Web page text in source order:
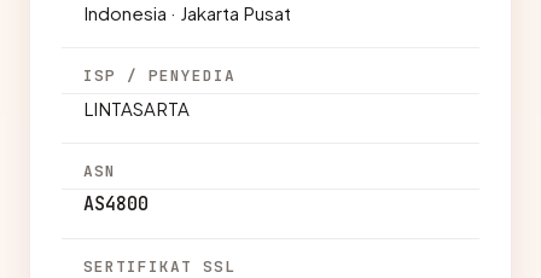
Indonesia · Jakarta Pusat
ISP / PENYEDIA
LINTASARTA
ASN
AS4800
SERTIFIKAT SSL